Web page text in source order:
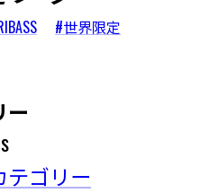
#世界限定
ー
テゴリー